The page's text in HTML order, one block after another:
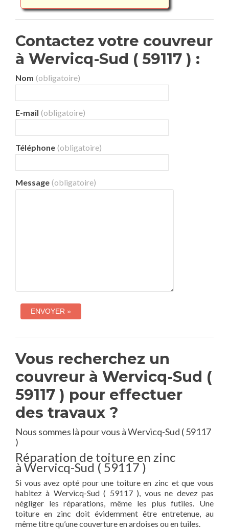
Contactez votre couvreur
à Wervicq-Sud ( 59117 ) :
Nom (obligatoire)
E-mail (obligatoire)
Téléphone (obligatoire)
Message (obligatoire)
Vous recherchez un
couvreur à Wervicq-Sud (
59117 ) pour effectuer
des travaux ?
Nous sommes là pour vous à Wervicq-Sud ( 59117
)
Réparation de toiture en zinc
à Wervicq-Sud ( 59117 )
Si vous avez opté pour une toiture en zinc et que vous
habitez à Wervicq-Sud ( 59117 ), vous ne devez pas
négliger les réparations, même les plus futiles. Une
toiture en zinc doit évidemment être entretenue, au
même titre qu’une couverture en ardoises ou en tuiles.